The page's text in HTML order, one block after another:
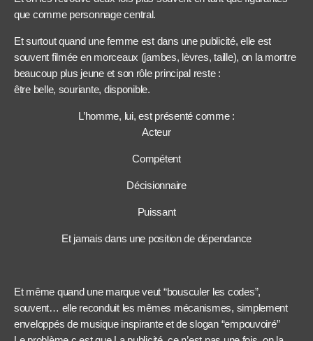
que comme personnage central.
Et surtout quand une femme est dans une publicité, elle est
souvent filmée en morceaux (jambes, lèvres, taille), on la montre
beaucoup plus jeune et son rôle principal reste :
être belle, souriante, disponible.
L’homme, lui, est présenté comme :
Acteur
Compétent
Décisionnaire
Puissant
Et jamais dans une position de dépendance
Et même quand une marque veut “bousculer les codes”,
souvent… elle reconduit les mêmes mécanismes, simplement
enveloppés de musique inspirante et de slogan “empouvoiré”